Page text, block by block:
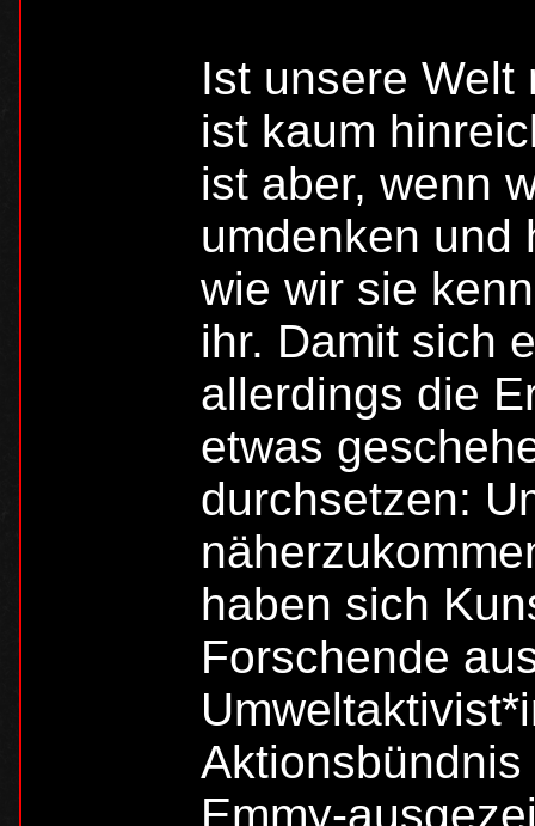
Ist unsere Welt
ist kaum
ist aber, wenn
umdenken und
wie wir sie
ihr. Damit sich
allerdings die
etwas
durchsetzen:
haben sich
Forschende
Emmy-